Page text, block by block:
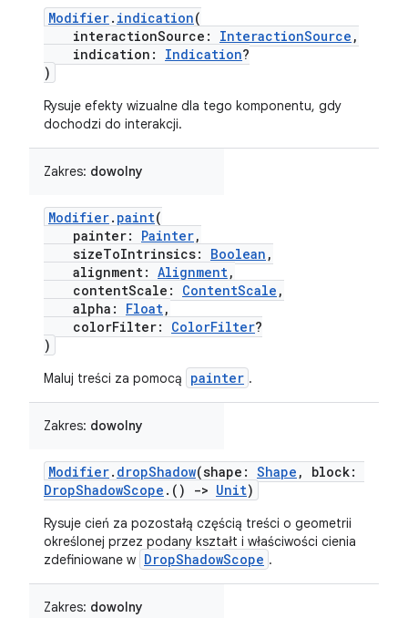
Modifier. indication(
interactionSource: InteractionSource ,
indication: Indication?
)
Rysuje efekty wizualne dla tego komponentu, gdy
dochodzi do interakcji.
Zakres: dowolny
Modifier. paint(
painter: Painter,
sizeToIntrinsics: Boolean ,
alignment: Alignment,
contentScale: ContentScale ,
alpha: Float,
colorFilter: ColorFilter?
)
Maluj treści za pomocą painter .
Zakres: dowolny
Modifier. dropShadow(shape: Shape , block:
DropShadowScope .() -> Unit)
Rysuje cień za pozostałą częścią treści o geometrii
określonej przez podany kształt i właściwości cienia
zdefiniowane w DropShadowScope .
Zakres: dowolny